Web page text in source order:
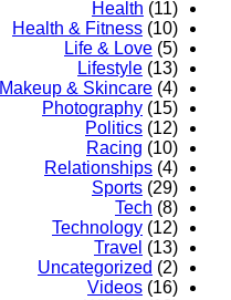
Health (11)
Health & Fitness (10)
Life & Love (5)
Lifestyle (13)
Makeup & Skincare (4)
Photography (15)
Politics (12)
Racing (10)
Relationships (4)
Sports (29)
Tech (8)
Technology (12)
Travel (13)
Uncategorized (2)
Videos (16)